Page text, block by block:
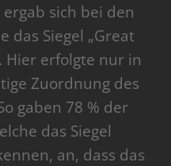
sich bei den
das Siegel „Great
Hier erfolgte nur in
Zuordnung des
gaben 78 % der
das Siegel
an, dass das